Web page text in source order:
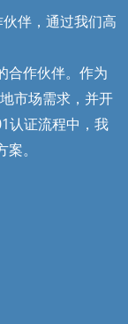
伴，通过我们高
合作伙伴。作为
市场需求，并开
认证流程中，我
。